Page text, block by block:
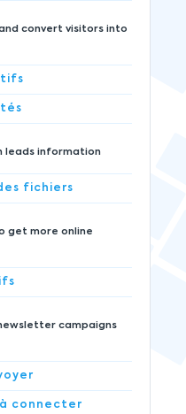
convert visitors into
leads information
fichiers
get more online
campaigns
connecter